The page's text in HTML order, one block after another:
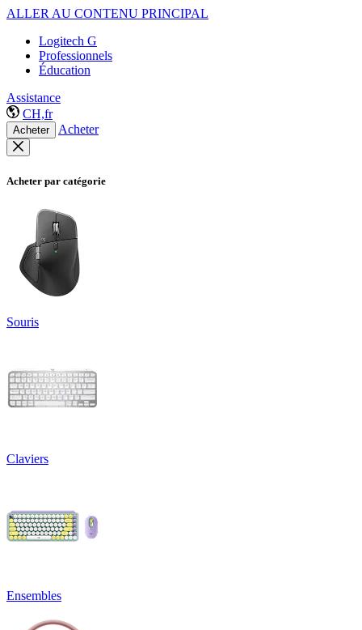
ALLER AU CONTENU PRINCIPAL
Logitech G
Professionnels
Éducation
Assistance
CH,fr
Acheter Acheter
Acheter par catégorie
Souris
Claviers
Ensembles